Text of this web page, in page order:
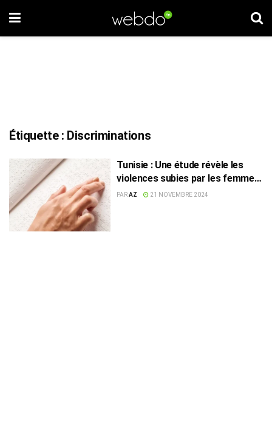
Étiquette : Discriminations
Tunisie : Une étude révèle les
violences subies par les femmes
handicapées sensorielles
PARAZ 21 NOVEMBRE 2024